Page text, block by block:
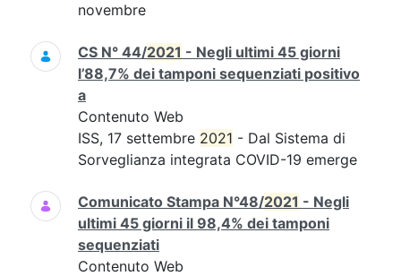
novembre
CS N° 44/2021 - Negli ultimi 45 giorni
l’88,7% dei tamponi sequenziati positivo
a
Contenuto Web
ISS, 17 settembre 2021 - Dal Sistema di
Sorveglianza integrata COVID-19 emerge
Comunicato Stampa N°48/2021 - Negli
ultimi 45 giorni il 98,4% dei tamponi
sequenziati
Contenuto Web